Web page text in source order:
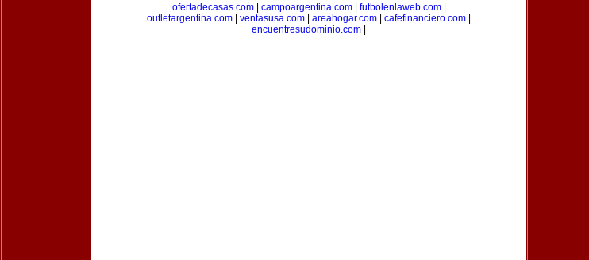
ofertadecasas.com| campoargentina.com| futbolenlaweb.com|
outletargentina.com
ventasusa.com areahogar.com cafefinanciero.com
encuentresudominio.com